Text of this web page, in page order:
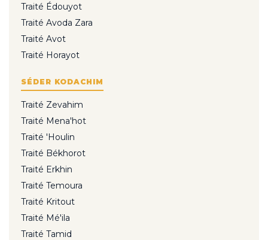
Traité Édouyot
Traité Avoda Zara
Traité Avot
Traité Horayot
SÉDER KODACHIM
Traité Zevahim
Traité Mena'hot
Traité 'Houlin
Traité Békhorot
Traité Erkhin
Traité Temoura
Traité Kritout
Traité Mé'ila
Traité Tamid